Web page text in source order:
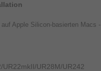
Apple Silicon-basierten Macs
UR22mkII/UR28M/UR242